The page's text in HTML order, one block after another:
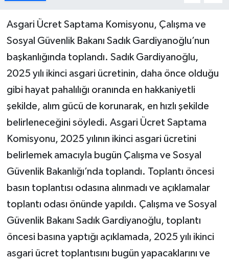
Asgari Ücret Saptama Komisyonu, Çalışma ve
Sosyal Güvenlik Bakanı Sadık Gardiyanoğlu’nun
başkanlığında toplandı. Sadık Gardiyanoğlu,
2025 yılı ikinci asgari ücretinin, daha önce olduğu
gibi hayat pahalılığı oranında en hakkaniyetli
şekilde, alım gücü de korunarak, en hızlı şekilde
belirleneceğini söyledi. Asgari Ücret Saptama
Komisyonu, 2025 yılının ikinci asgari ücretini
belirlemek amacıyla bugün Çalışma ve Sosyal
Güvenlik Bakanlığı’nda toplandı. Toplantı öncesi
basın toplantısı odasına alınmadı ve açıklamalar
toplantı odası önünde yapıldı. Çalışma ve Sosyal
Güvenlik Bakanı Sadık Gardiyanoğlu, toplantı
öncesi basına yaptığı açıklamada, 2025 yılı ikinci
asgari ücret toplantısını bugün yapacaklarını ve
İÇ HABERLER
KÜLTÜR SANAT
LEFKOŞA
MAGAZİN
Nöbetçi Eczaneler
ÖZEL HABER
SİYASET